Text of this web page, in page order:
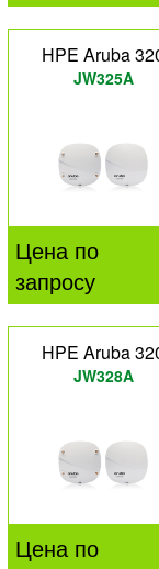
HPE Aruba
JW325A
Цена по
запросу
HPE Aruba
JW328A
Цена по